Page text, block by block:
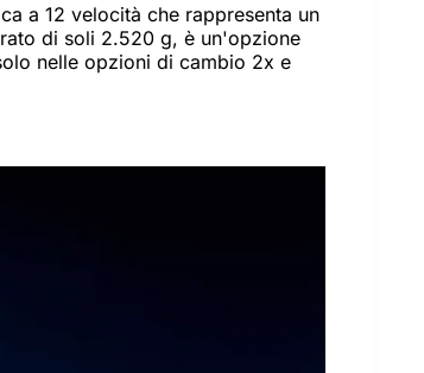
a 12 velocità che rappresenta un
di soli 2.520 g, è un'opzione
nelle opzioni di cambio 2x e